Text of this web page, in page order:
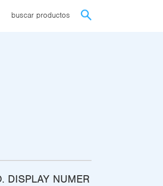
buscar productos
DISPLAY NUMER